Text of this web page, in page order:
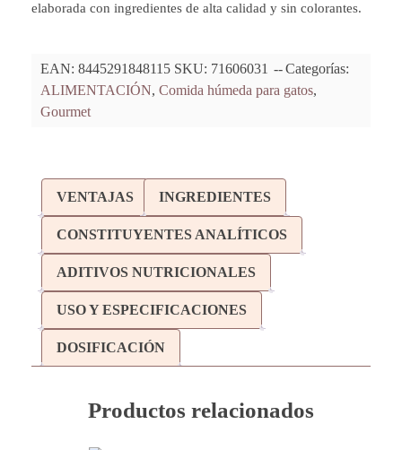
elaborada con ingredientes de alta calidad y sin colorantes.
EAN: 8445291848115 SKU: 71606031
Categorías:
ALIMENTACIÓN, Comida húmeda para gatos,
Gourmet
VENTAJAS INGREDIENTES
CONSTITUYENTES ANALÍTICOS
ADITIVOS NUTRICIONALES
USO Y ESPECIFICACIONES
DOSIFICACIÓN
Productos relacionados